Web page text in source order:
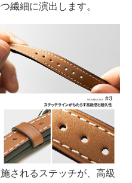
繊細に演出します。
されるステッチが、高級